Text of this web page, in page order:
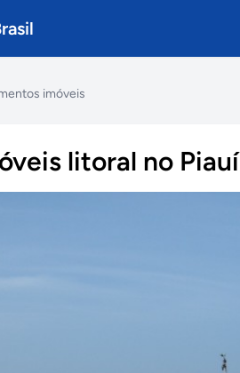
imóveis
litoral no Piauí